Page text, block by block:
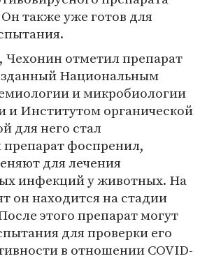
также уже готов для
отметил препарат
Национальным
и микробиологии
и Институтом органической
для него стал
фоспренил,
для лечения
инфекций у животных. На
он находится на стадии
этого препарат могут
для проверки его
в отношении COVID-